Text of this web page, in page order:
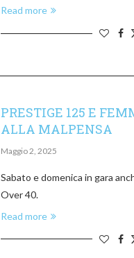
Read more
PRESTIGE 125 E
ALLA MALPENSA
Maggio 2, 2025
Sabato e domenica in gara
Over 40.
Read more